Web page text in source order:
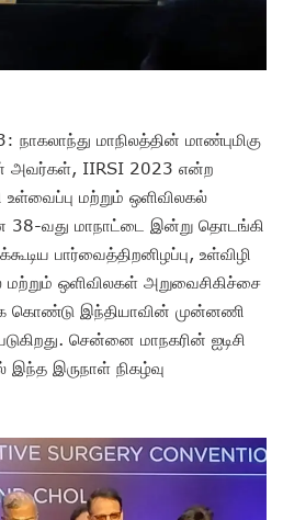
மாநிலத்தின் மாண்புமிகு
அவர்கள், IIRSI 2023 என்ற
உள்வைப்பு மற்றும் ஒளிவிலகல்
38-வது மாநாட்டை இன்று தொடங்கி
பார்வைத்திறனிழப்பு, உள்விழி
ஒளிவிலகள் அறுவைசிகிச்சை
கொண்டு இந்தியாவின் முன்னணி
சென்னை மாநகரின் ஐடிசி
இருநாள் நிகழ்வு